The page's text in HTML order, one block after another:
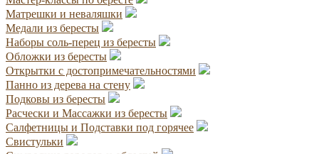
Матрешки и неваляшки
Медали из бересты
Наборы соль-перец из бересты
Обложки из бересты
Открытки с достопримечательностями
Панно из дерева на стену
Подковы из бересты
Расчески и Массажки из бересты
Салфетницы и Подставки под горячее
Свистульки